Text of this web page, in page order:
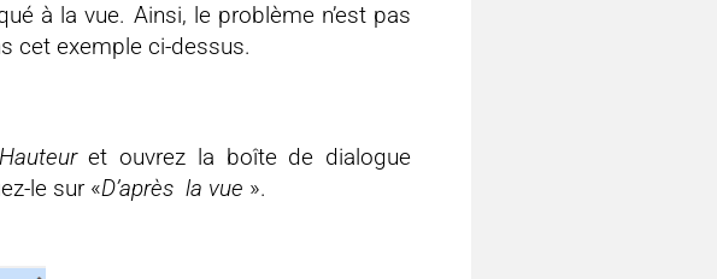
à la vue. Ainsi, le problème n’est pas
cet exemple ci-dessus.
et ouvrez la boîte de dialogue
le sur «D’après la vue ».